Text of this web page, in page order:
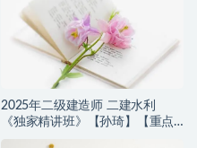
2025年二级建造师 二建水利
《独家精讲班》【孙琦】【重点